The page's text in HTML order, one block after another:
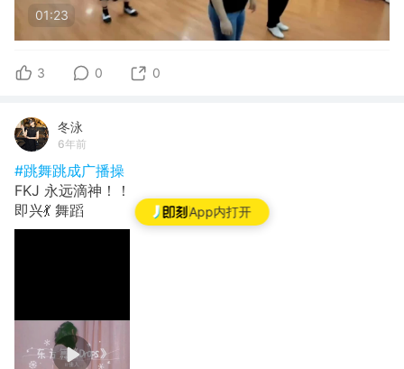
App内打开
01:23
3 0 0
冬泳
6年前
#跳舞跳成广播操
FKJ 永远滴神！！
即兴💃 舞蹈